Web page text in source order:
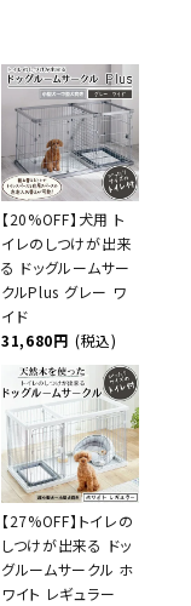
【20%OFF】犬用 ト
イレのしつけが出来
る ドッグルームサー
クルPlus グレー ワ
イド
31,680円 (税込)
【27%OFF】トイレの
しつけが出来る ドッ
グルームサークル ホ
ワイト レギュラー